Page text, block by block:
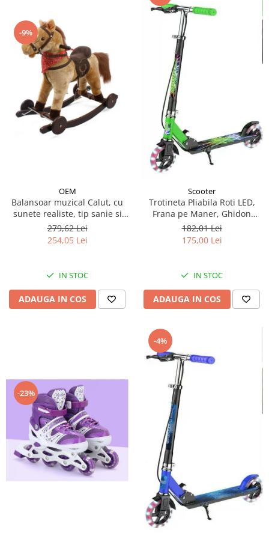
-9%
OEM
Balansoar muzical Calut, cu
sunete realiste, tip sanie si
roti - Crem
279,62 Lei
254,05 Lei
IN STOC
ADAUGA IN COS
Scooter
Trotineta Pliabila Roti LED,
Frana pe Maner, Ghidon
Reglabil - Verde
182,01 Lei
175,00 Lei
IN STOC
ADAUGA IN COS
-23%
-4%